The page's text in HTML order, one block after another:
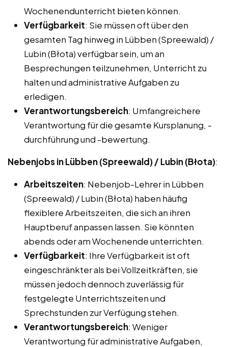
Wochenendunterricht bieten können.
Verfügbarkeit: Sie müssen oft über den
gesamten Tag hinweg in Lübben (Spreewald) /
Lubin (Błota) verfügbar sein, um an
Besprechungen teilzunehmen, Unterricht zu
halten und administrative Aufgaben zu
erledigen.
Verantwortungsbereich: Umfangreichere
Verantwortung für die gesamte Kursplanung, -
durchführung und -bewertung.
Nebenjobs in Lübben (Spreewald) / Lubin (Błota):
Arbeitszeiten: Nebenjob-Lehrer in Lübben
(Spreewald) / Lubin (Błota) haben häufig
flexiblere Arbeitszeiten, die sich an ihren
Hauptberuf anpassen lassen. Sie könnten
abends oder am Wochenende unterrichten.
Verfügbarkeit: Ihre Verfügbarkeit ist oft
eingeschränkter als bei Vollzeitkräften, sie
müssen jedoch dennoch zuverlässig für
festgelegte Unterrichtszeiten und
Sprechstunden zur Verfügung stehen.
Verantwortungsbereich: Weniger
Verantwortung für administrative Aufgaben,